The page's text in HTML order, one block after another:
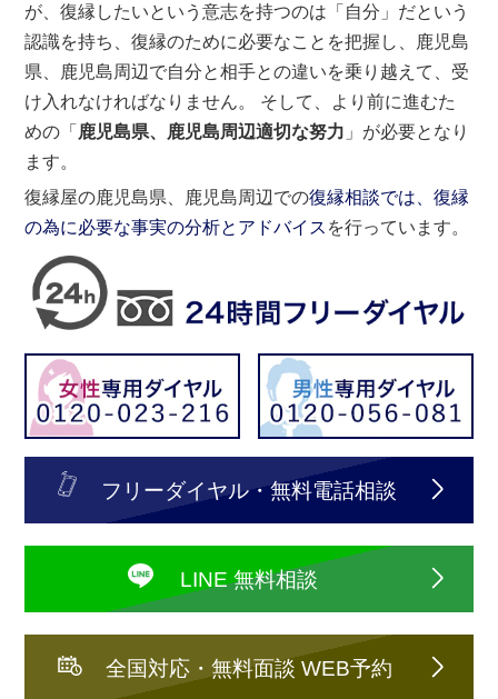
が、復縁したいという意志を持つのは「自分」だという
認識を持ち、復縁のために必要なことを把握し、鹿児島
県、鹿児島周辺で自分と相手との違いを乗り越えて、受
け入れなければなりません。 そして、より前に進むた
めの「 鹿児島県、鹿児島周辺適切な努力 」が必要となり
ます。
復縁屋の鹿児島県、鹿児島周辺での復縁相談では、復縁
の為に必要な事実の分析とアドバイス を行っています。
フリーダイヤル・無料電話相談
LINE 無料相談
全国対応・無料面談 WEB予約